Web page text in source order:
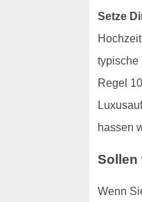
Setze
typische
Regel
hassen
Sollen
Wenn